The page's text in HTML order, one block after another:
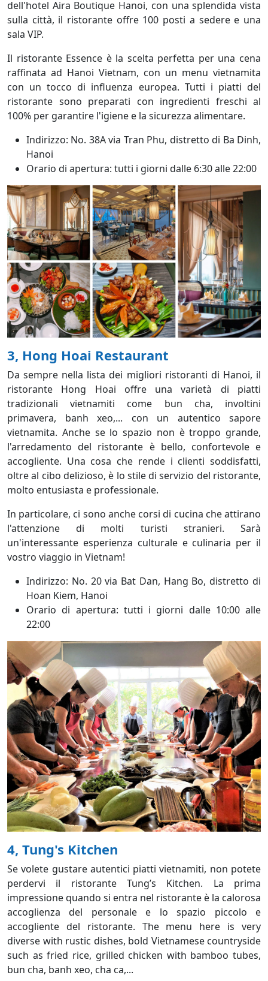
dell'hotel Aira Boutique Hanoi, con una splendida vista
sulla città, il ristorante offre 100 posti a sedere e una
sala VIP.
Il ristorante Essence è la scelta perfetta per una cena
raffinata ad Hanoi Vietnam, con un menu vietnamita
con un tocco di influenza europea. Tutti i piatti del
ristorante sono preparati con ingredienti freschi al
100% per garantire l'igiene e la sicurezza alimentare.
Indirizzo: No. 38A via Tran Phu, distretto di Ba Dinh,
Hanoi
Orario di apertura: tutti i giorni dalle 6:30 alle 22:00
3, Hong Hoai Restaurant
Da sempre nella lista dei migliori ristoranti di Hanoi, il
ristorante Hong Hoai offre una varietà di piatti
tradizionali vietnamiti come bun cha, involtini
primavera, banh xeo,... con un autentico sapore
vietnamita. Anche se lo spazio non è troppo grande,
l'arredamento del ristorante è bello, confortevole e
accogliente. Una cosa che rende i clienti soddisfatti,
oltre al cibo delizioso, è lo stile di servizio del ristorante,
molto entusiasta e professionale.
In particolare, ci sono anche corsi di cucina che attirano
l'attenzione di molti turisti stranieri. Sarà
un'interessante esperienza culturale e culinaria per il
vostro viaggio in Vietnam!
Indirizzo: No. 20 via Bat Dan, Hang Bo, distretto di
Hoan Kiem, Hanoi
Orario di apertura: tutti i giorni dalle 10:00 alle
22:00
4, Tung's Kitchen
Se volete gustare autentici piatti vietnamiti, non potete
perdervi il ristorante Tung’s Kitchen. La prima
impressione quando si entra nel ristorante è la calorosa
accoglienza del personale e lo spazio piccolo e
accogliente del ristorante. The menu here is very
diverse with rustic dishes, bold Vietnamese countryside
such as fried rice, grilled chicken with bamboo tubes,
bun cha, banh xeo, cha ca,...